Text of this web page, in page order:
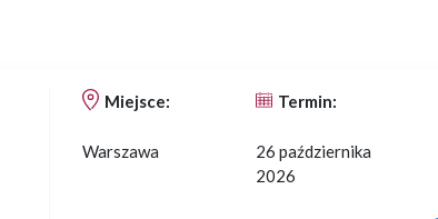
Miejsce: Termin:
Warszawa
26 października
2026